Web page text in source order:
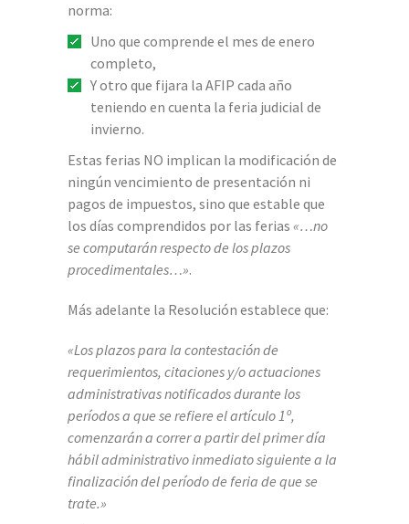
norma:
Uno que comprende el mes de enero
completo,
Y otro que fijara la AFIP cada año
teniendo en cuenta la feria judicial de
invierno.
Estas ferias NO implican la modificación de
ningún vencimiento de presentación ni
pagos de impuestos, sino que estable que
los días comprendidos por las ferias «…no
se computarán respecto de los plazos
procedimentales…».
Más adelante la Resolución establece que:
«Los plazos para la contestación de
requerimientos, citaciones y/o actuaciones
administrativas notificados durante los
períodos a que se refiere el artículo 1º,
comenzarán a correr a partir del primer día
hábil administrativo inmediato siguiente a la
finalización del período de feria de que se
trate.»